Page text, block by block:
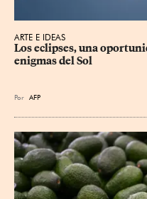
ARTE E IDEAS
Los eclipses, una
enigmas del Sol
Por AFP